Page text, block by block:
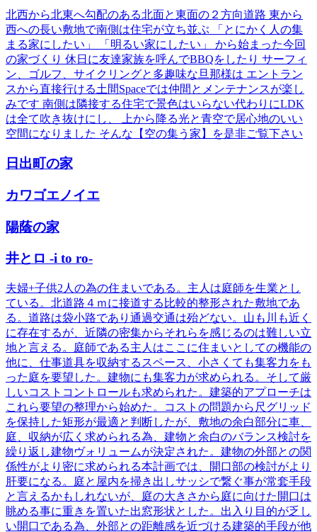
北西から北東へ勾配のある北面と東面の２方向道路 東から
西への長い敷地で南側は住宅が立ち並ぶ 「とにかく人の集
まる家にしたい」 「明るい家にしたい」 から始まった今回
の家づくり 休日に友達家族を呼んでBBQをしたり サーフィ
ン、ゴルフ、サイクリングと多趣味な旦那様は エントラン
スから直接行ける土間Spaceでは仲間とメンテナンスが楽し
みです 南側は隣接する住宅で景色はいらない代わりにLDK
は全て吹き抜けにし、 上から降る光と青空で居心地のいい
空間になりました そんな【空の集う家】を是非ご覧下さい
日出町の家
カワゴエノイエ
陽蔭の家
井とロ -i to ro-
夫婦+子供2人の為の住まいである。主人は庭師を生業とし
ている。北道路４ｍに接道する比較的整形された敷地であ
る。道路は袋小路であり通過交通は殆どない。山も川も近く
に存在するが、近隣の密集からそれらを感じるのは難しい立
地と言える。庭師である主人はここに住まいとしての機能の
他に、仕事道具を収納するスペース、小さくても集客力をも
った庭を要望した。建物にも集客力が求められる。そして厳
しいコストコントロールも求められた。建築的アプローチは
これら要望の整理から始めた。コストの問題から尺グリッド
を保持した矩形が最適と判断したが、敷地の余白部分に車、
庭、収納が広く求められる為、建物と余白のバランス検討を
繰り返し建物ヴォリュームが決定された。建物の外部との関
係性がより密に求められる本計画では、開口部の検討がより
肝要になる。庭と屋内を掃き出しサッシで繋ぐ事が常套手段
と言えるかもしれないが、庭の大きさから庭に向けた開口は
眺める事に重きを置いた出窓形状とした。出入り目的が乏し
い開口である為、外部との距離感を近づける建築的手段が他